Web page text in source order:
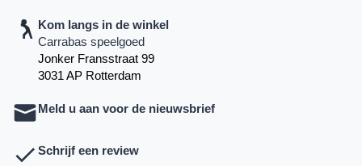
Kom langs in de winkel
Carrabas speelgoed
Jonker Fransstraat 99
3031 AP Rotterdam
Meld u aan voor de nieuwsbrief
Schrijf een review